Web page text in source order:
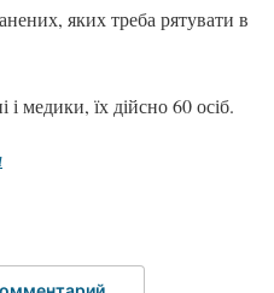
яких треба рятувати в
медики, їх дійсно 60 осіб.